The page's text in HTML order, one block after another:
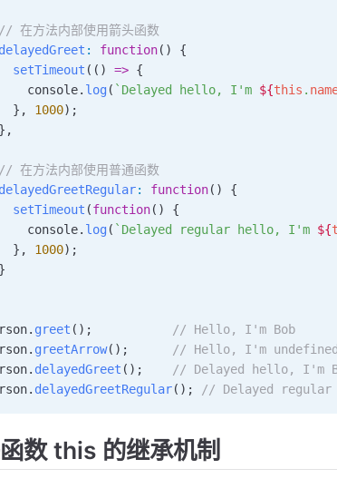
在方法内部使用箭头函数
: function() {
setTimeout
(() => {
console
. log ( `Delayed hello, I'm ${this .
},
1000);
在方法内部使用普通函数
: function() {
setTimeout
(function() {
console
. log ( `Delayed regular hello, I'm ${
},
1000);
. greet ();
// Hello, I'm Bob
. greetArrow();
// Hello, I'm undefined
. delayedGreet ();
// Delayed hello, I'm
. delayedGreetRegular(); // Delayed
数 this 的继承机制